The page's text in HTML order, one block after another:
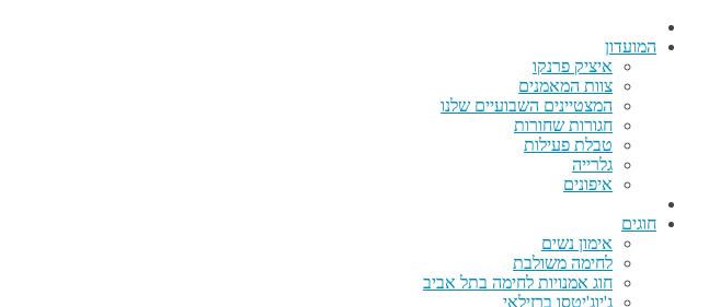
המועדון
איציק פרנקו
צוות המאמנים
המצטיינים השבועיים שלנו
חגורות שחורות
טבלת פעילות
גלרייה
איפונים
חוגים
אימון נשים
לחימה משולבת
חוג אמנויות לחימה בתל אביב
ג'יוג'יטסו ברזילאי